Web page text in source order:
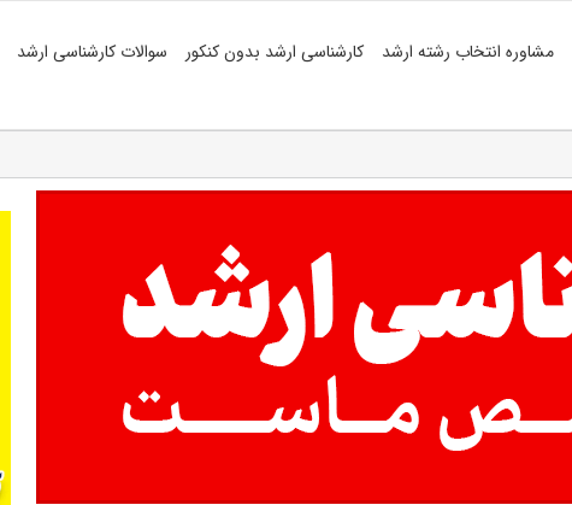
مشاوره انتخاب رشته ارشد کارشناسی ارشد بدون کنکور سوالات کارشناسی ارشد